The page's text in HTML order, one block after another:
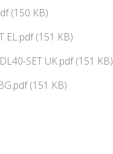
(150 KB)
EL.pdf (151 KB)
SET UK.pdf (151 KB)
(151 KB)